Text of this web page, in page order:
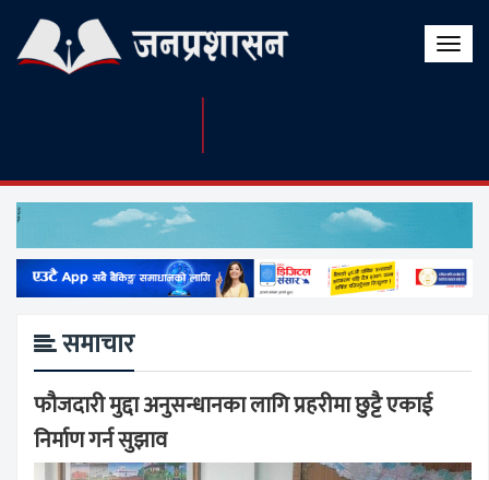
Toggle
समाचार
फौजदारी मुद्दा अनुसन्धानका लागि प्रहरीमा छुट्टै एकाई
निर्माण गर्न सुझाव